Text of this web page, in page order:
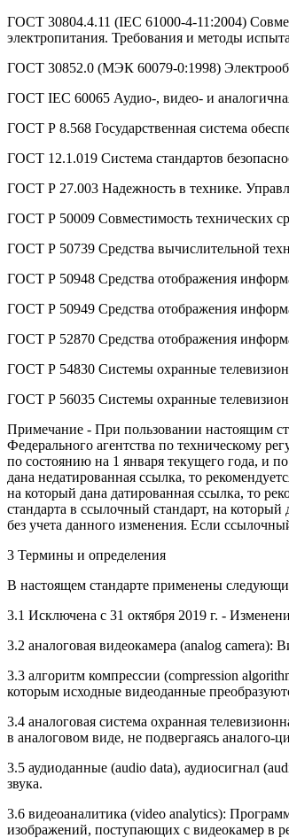
ГОСТ 30804.4.11 (IEC 61000-4-11:2004)
электропитания. Требования и методы
ГОСТ 30852.0 (МЭК 60079-0:1998)
ГОСТ IEC 60065 Аудио-, видео- и
ГОСТ Р 8.568 Государственная система
ГОСТ 12.1.019 Система стандартов
ГОСТ Р 27.003 Надежность в технике.
ГОСТ Р 50009 Совместимость технических
ГОСТ Р 50739 Средства вычислительной
ГОСТ Р 50948 Средства отображения
ГОСТ Р 50949 Средства отображения
ГОСТ Р 52870 Средства отображения
ГОСТ Р 54830 Системы охранные
ГОСТ Р 56035 Системы охранные
Примечание - При пользовании настоящим
Федерального агентства по техническому
по состоянию на 1 января текущего года, и
дана недатированная ссылка, то
на который дана датированная ссылка, то
стандарта в ссылочный стандарт, на
без учета данного изменения. Если
3 Термины и определения
В настоящем стандарте применены
3.1 Исключена с 31 октября 2019 г. -
3.2 аналоговая видеокамера (analog camera):
3.3 алгоритм компрессии (compression
которым исходные видеоданные
3.4 аналоговая система охранная
в аналоговом виде, не подвергаясь аналого-
3.5 аудиоданные (audio data), аудиосигнал
звука.
3.6 видеоаналитика (video analytics):
изображений, поступающих с видеокамер в